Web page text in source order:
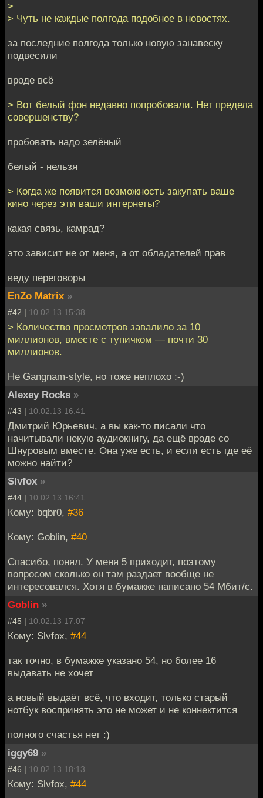
>
> Чуть не каждые полгода подобное в новостях.
за последние полгода только новую занавеску
подвесили
вроде всё
> Вот белый фон недавно попробовали. Нет предела
совершенству?
пробовать надо зелёный
белый - нельзя
> Когда же появится возможность закупать ваше
кино через эти ваши интернеты?
какая связь, камрад?
это зависит не от меня, а от обладателей прав
веду переговоры
EnZo Matrix »
#42 | 10.02.13 15:38
> Количество просмотров завалило за 10
миллионов, вместе с тупичком — почти 30
миллионов.
Не Gangnam-style, но тоже неплохо :-)
Alexey Rocks »
#43 | 10.02.13 16:41
Дмитрий Юрьевич, а вы как-то писали что
начитывали некую аудиокнигу, да ещё вроде со
Шнуровым вместе. Она уже есть, и если есть где её
можно найти?
Slvfox »
#44 | 10.02.13 16:41
Кому: bqbr0, #36
Кому: Goblin, #40
Спасибо, понял. У меня 5 приходит, поэтому
вопросом сколько он там раздает вообще не
интересовался. Хотя в бумажке написано 54 Мбит/с.
Goblin »
#45 | 10.02.13 17:07
Кому: Slvfox, #44
так точно, в бумажке указано 54, но более 16
выдавать не хочет
а новый выдаёт всё, что входит, только старый
нотбук воспринять это не может и не коннектится
полного счастья нет :)
iggy69 »
#46 | 10.02.13 18:13
Кому: Slvfox, #44